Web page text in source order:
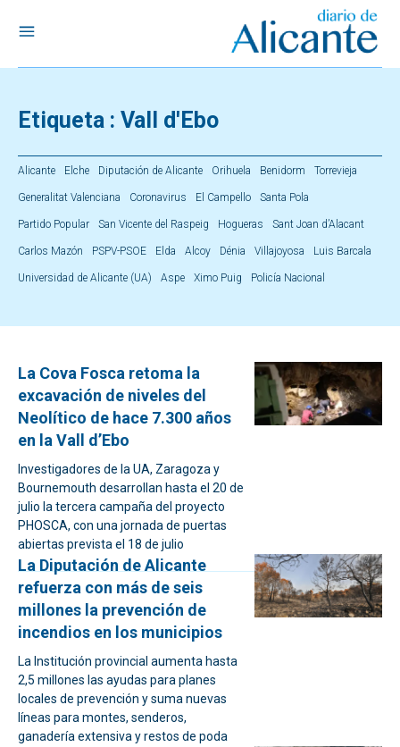
Etiqueta : Vall d'Ebo
Alicante Elche Diputación de Alicante Orihuela Benidorm Torrevieja
Generalitat Valenciana Coronavirus El Campello Santa Pola
Partido Popular San Vicente del Raspeig Hogueras Sant Joan d’Alacant
Carlos Mazón PSPV-PSOE Elda Alcoy Dénia Villajoyosa Luis Barcala
Universidad de Alicante (UA) Aspe Ximo Puig Policía Nacional
La Cova Fosca retoma la
excavación de niveles del
Neolítico de hace 7.300 años
en la Vall d’Ebo
Investigadores de la UA, Zaragoza y
Bournemouth desarrollan hasta el 20 de
julio la tercera campaña del proyecto
PHOSCA, con una jornada de puertas
abiertas prevista el 18 de julio
La Diputación de Alicante
refuerza con más de seis
millones la prevención de
incendios en los municipios
La Institución provincial aumenta hasta
2,5 millones las ayudas para planes
locales de prevención y suma nuevas
líneas para montes, senderos,
ganadería extensiva y restos de poda